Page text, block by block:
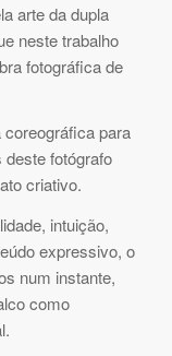
arte da dupla
neste trabalho
fotográfica de
para
fotógrafo
criativo.
intuição,
expressivo, o
num instante,
como